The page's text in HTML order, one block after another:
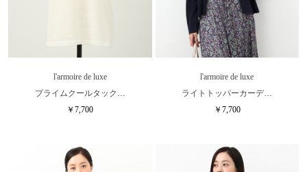
l'armoire de luxe
プライムクールタック…
￥7,700
l'armoire de luxe
ライトトッパーカーデ…
￥7,700